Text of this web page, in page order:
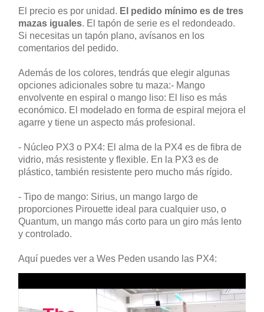
El precio es por unidad. El pedido mínimo es de tres
mazas iguales. El tapón de serie es el redondeado.
Si necesitas un tapón plano, avísanos en los
comentarios del pedido.
Además de los colores, tendrás que elegir algunas
opciones adicionales sobre tu maza:- Mango
envolvente en espiral o mango liso: El liso es más
económico. El modelado en forma de espiral mejora el
agarre y tiene un aspecto más profesional.
- Núcleo PX3 o PX4: El alma de la PX4 es de fibra de
vidrio, más resistente y flexible. En la PX3 es de
plástico, también resistente pero mucho más rígido.
- Tipo de mango: Sirius, un mango largo de
proporciones Pirouette ideal para cualquier uso, o
Quantum, un mango más corto para un giro más lento
y controlado.
Aquí puedes ver a Wes Peden usando las PX4: